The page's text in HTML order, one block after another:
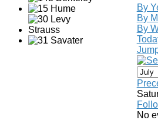
By
By
By
No